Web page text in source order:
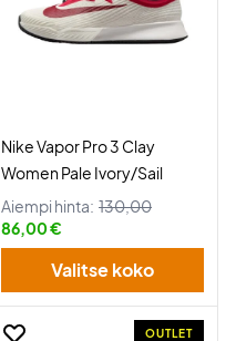
Nike Vapor Pro 3 Clay
Women Pale Ivory/Sail
Aiempi hinta: 130,00
86,00 €
Valitse koko
OUTLET